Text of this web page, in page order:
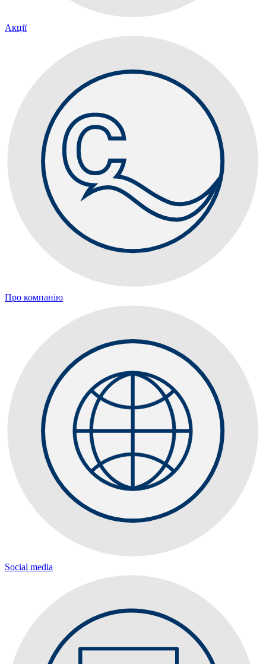
Акції
Про компанію
Social media